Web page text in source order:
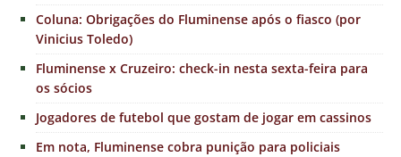
Coluna: Obrigações do Fluminense após o fiasco (por
Vinicius Toledo)
Fluminense x Cruzeiro: check-in nesta sexta-feira para
os sócios
Jogadores de futebol que gostam de jogar em cassinos
Em nota, Fluminense cobra punição para policiais